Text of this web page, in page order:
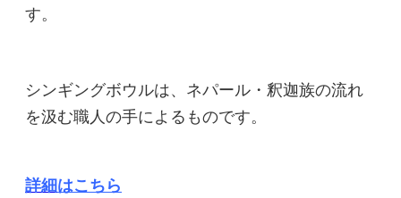
す。
シンギングボウルは、ネパール・釈迦族の流れ
を汲む職人の手によるものです。
詳細はこちら